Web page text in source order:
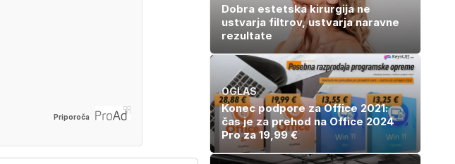
Priporoča
Dobra estetska kirurgija ne
ustvarja filtrov, ustvarja naravne
rezultate
OGLAS
Konec podpore za Office 2021:
čas je za prehod na Office 2024
Pro za 19,99 €